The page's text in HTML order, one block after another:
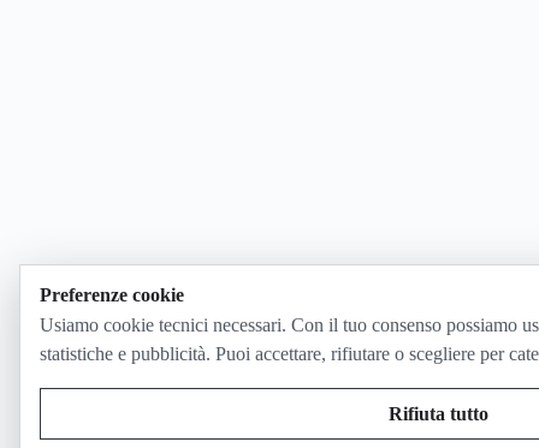
Preferenze cookie
Usiamo cookie tecnici necessari. Con il tuo consenso possiamo
statistiche e pubblicità. Puoi accettare, rifiutare o scegliere per
Rifiuta tutto